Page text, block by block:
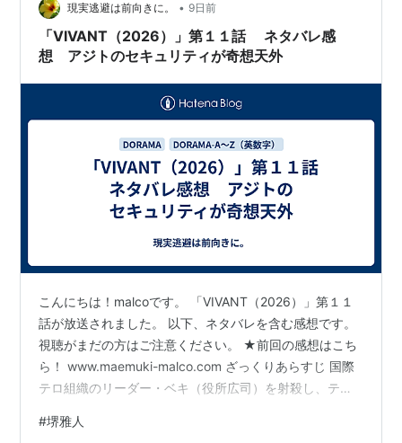
ンザルの群れに外来種のタイワンザルが紛れ込み、約30
匹の交雑種…
現実逃避は前向きに。 • 9日前
「VIVANT（2026）」第１１話 ネタバレ感
想 アジトのセキュリティが奇想天外
こんにちは！malcoです。 「VIVANT（2026）」第１１
話が放送されました。 以下、ネタバレを含む感想です。
視聴がまだの方はご注意ください。 ★前回の感想はこち
ら！ www.maemuki-malco.com ざっくりあらすじ 国際
テロ組織のリーダー・ベキ（役所広司）を射殺し、テン
バルカで見つかったレアアース・フローライトの日本へ
#堺雅人